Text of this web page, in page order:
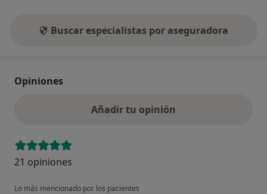
Buscar especialistas por aseguradora
Opiniones
Añadir tu opinión
21 opiniones
Lo más mencionado por los pacientes